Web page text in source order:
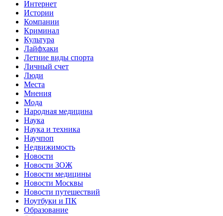
Интернет
Истории
Компании
Криминал
Культура
Лайфхаки
Летние виды спорта
Личный счет
Люди
Места
Мнения
Мода
Народная медицина
Наука
Наука и техника
Научпоп
Недвижимость
Новости
Новости ЗОЖ
Новости медицины
Новости Москвы
Новости путешествий
Ноутбуки и ПК
Образование